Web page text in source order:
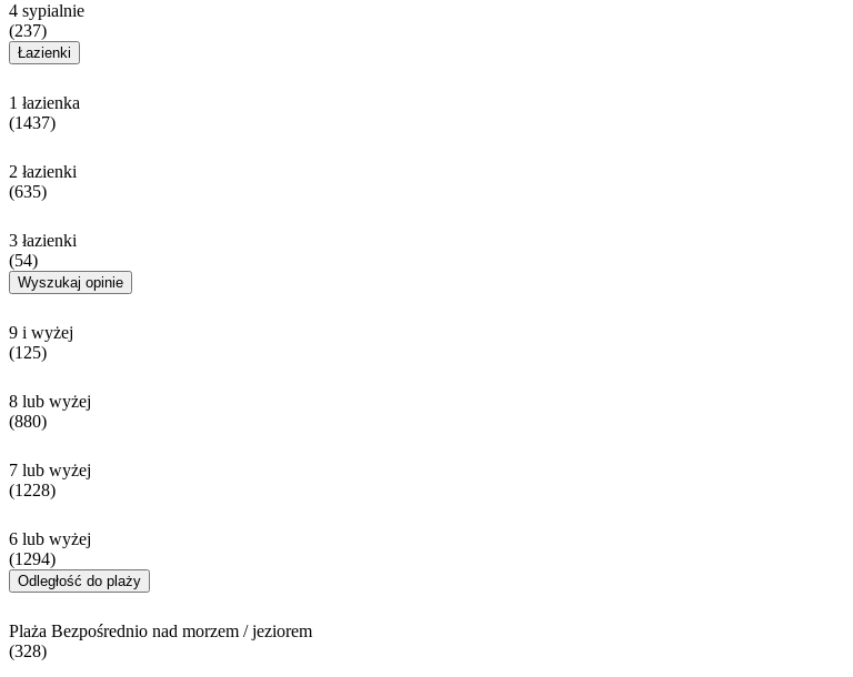
4 sypialnie
(237)
Łazienki
1 łazienka
(1437)
2 łazienki
(635)
3 łazienki
(54)
Wyszukaj opinie
9 i wyżej
(125)
8 lub wyżej
(880)
7 lub wyżej
(1228)
6 lub wyżej
(1294)
Odległość do plaży
Plaża Bezpośrednio nad morzem / jeziorem
(328)